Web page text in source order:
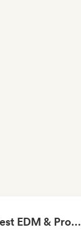
The hottest EDM & Progressive House tracks on the planet! 🌍